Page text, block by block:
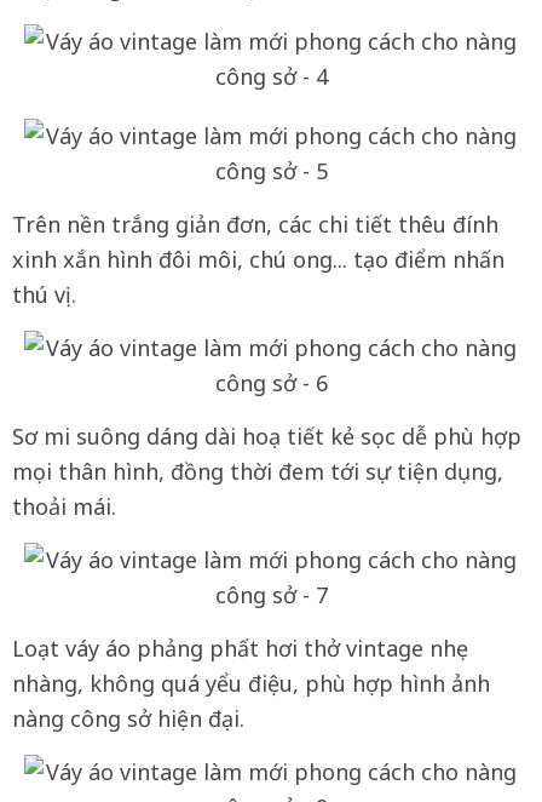
Trên nền trắng giản đơn, các chi tiết thêu đính
xinh xắn hình đôi môi, chú ong... tạo điểm nhấn
thú vị.
Sơ mi suông dáng dài hoạ tiết kẻ sọc dễ phù hợp
mọi thân hình, đồng thời đem tới sự tiện dụng,
thoải mái.
Loạt váy áo phảng phất hơi thở vintage nhẹ
nhàng, không quá yểu điệu, phù hợp hình ảnh
nàng công sở hiện đại.